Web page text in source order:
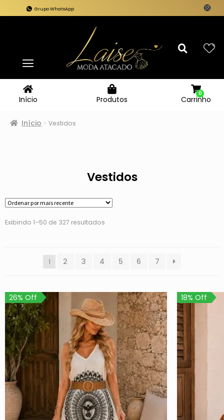
Grupo WhatsApp
Início Produtos Carrinho
0
Início Vestidos
Vestidos
Exibindo 1–50 de 327 resultados
1 2 3 4 5 6 7
26% Off 18% Off